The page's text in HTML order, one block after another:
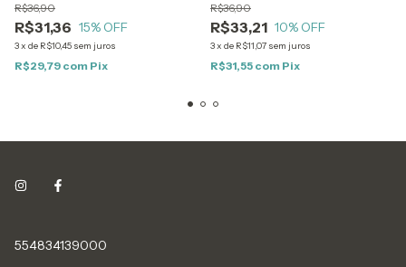
200ml
R$31,36
R$36,90
15% OFF
3x de R$10,45 sem juros
R$29,79 com Pix
R$33,21
R$36,90
10% OFF
3x de R$11,07 sem juros
R$31,55 com Pix
554834139000